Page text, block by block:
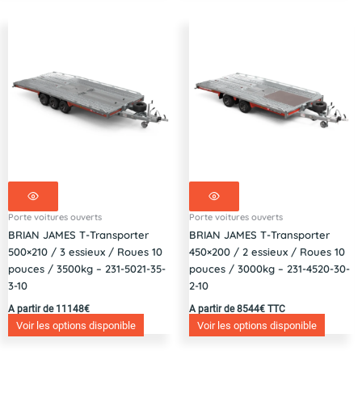
Porte voitures ouverts
BRIAN JAMES T-Transporter
500×210 / 3 essieux / Roues 10
pouces / 3500kg – 231-5021-35-
3-10
A partir de 11148€
Voir les options disponible
Porte voitures ouverts
BRIAN JAMES T-Transporter
450×200 / 2 essieux / Roues 10
pouces / 3000kg – 231-4520-30-
2-10
A partir de 8544€ TTC
Voir les options disponible